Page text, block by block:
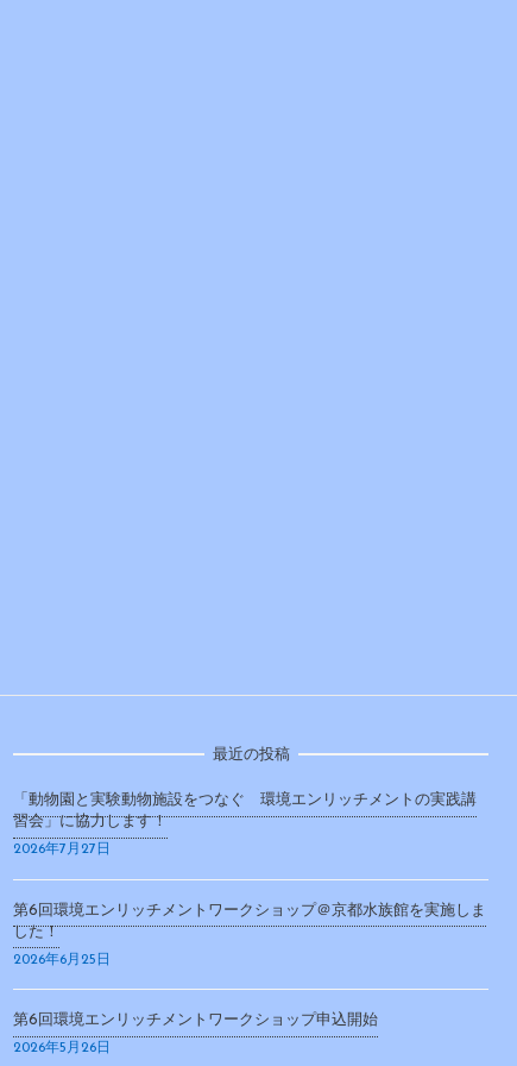
最近の投稿
「動物園と実験動物施設をつなぐ 環境エンリッチメントの実践講
習会」に協力します！
2026年7月27日
第6回環境エンリッチメントワークショップ＠京都水族館を実施しま
した！
2026年6月25日
第6回環境エンリッチメントワークショップ申込開始
2026年5月26日